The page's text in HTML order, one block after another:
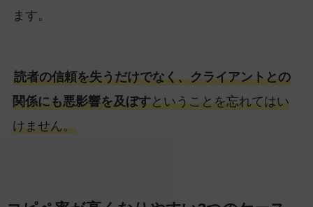
ます。
読者の信頼を失うだけでなく、クライアントとの
関係にも悪影響を及ぼすということを忘れてはい
けません。